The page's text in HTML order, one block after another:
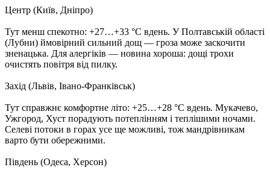
Центр (Київ, Дніпро)
Тут менш спекотно: +27…+33 °C вдень. У Полтавській області
(Лубни) ймовірний сильний дощ — гроза може заскочити
зненацька. Для алергіків — новина хороша: дощі трохи
очистять повітря від пилку.
Захід (Львів, Івано-Франківськ)
Тут справжнє комфортне літо: +25…+28 °C вдень. Мукачево,
Ужгород, Хуст порадують потеплінням і теплішими ночами.
Селеві потоки в горах усе ще можливі, тож мандрівникам
варто бути обережними.
Південь (Одеса, Херсон)